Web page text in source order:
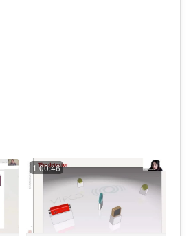
1:00:46